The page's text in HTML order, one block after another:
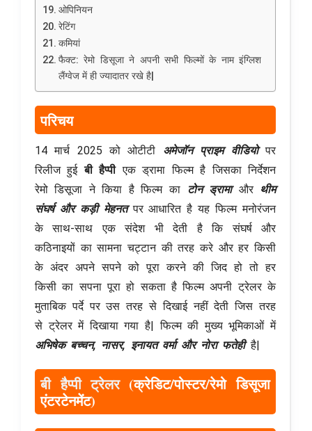
ओपिनियन
रेटिंग
कमियां
फैक्ट: रेमो डिसूजा ने अपनी सभी फिल्मों के नाम इंग्लिश
लैंग्वेज में ही ज्यादातर रखे है|
परिचय
14 मार्च 2025 को ओटीटी अमेजॉन प्राइम वीडियोपर
रिलीज हुईबी हैप्पीएक ड्रामा फिल्म है जिसका निर्देशन
रेमो डिसूजा ने किया है फिल्म का
टोन ड्रामा और थीम
संघर्ष और कड़ी मेहनतपर आधारित है यह फिल्म मनोरंजन
के साथ-साथ एक संदेश भी देती है कि संघर्ष और
कठिनाइयों का सामना चट्टान की तरह करे और हर किसी
के अंदर अपने सपने को पूरा करने की जिद हो तो हर
किसी का सपना पूरा हो सकता है फिल्म अपनी ट्रेलर के
मुताबिक पर्दे पर उस तरह से दिखाई नहीं देती जिस तरह
से ट्रेलर में दिखाया गया है| फिल्म की मुख्य भूमिकाओं में
अभिषेक बच्चन, नासर, इनायत वर्मा और नोरा फतेहीहै|
बी हैप्पी ट्रेलर(क्रेडिट/पोस्टर/रेमो डिसूजा
एंटरटेनमेंट)